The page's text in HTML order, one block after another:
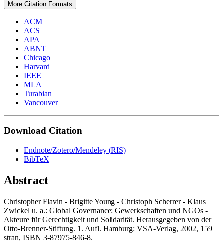
More Citation Formats
ACM
ACS
APA
ABNT
Chicago
Harvard
IEEE
MLA
Turabian
Vancouver
Download Citation
Endnote/Zotero/Mendeley (RIS)
BibTeX
Abstract
Christopher Flavin - Brigitte Young - Christoph Scherrer - Klaus
Zwickel u. a.: Global Governance: Gewerkschaften und NGOs -
Akteure für Gerechtigkeit und Solidarität. Herausgegeben von der
Otto-Brenner-Stiftung. 1. Aufl. Hamburg: VSA-Verlag, 2002, 159
stran, ISBN 3-87975-846-8.